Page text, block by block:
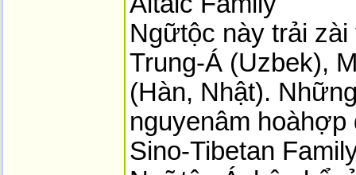
Ngữtộc này trải
Trung-Á (Uzbek),
(Hàn, Nhật).
nguyenâm hoàhợp
Sino-Tibetan